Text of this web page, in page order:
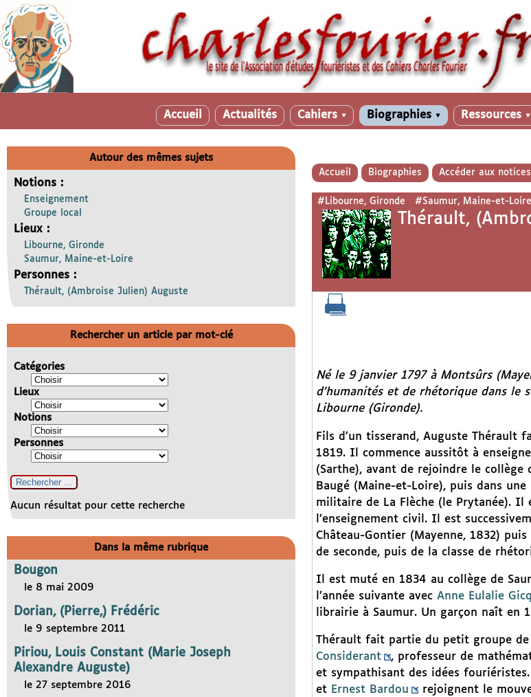
Accueil Actualités Cahiers ▼ Biographies ▼ Ressources ▼
Accueil Biographies Accéder aux notices
#Libourne, Gironde #Saumur, Maine-et-Loire
Thérault,
Né le 9 janvier 1797 à Montsûrs
d’humanités et de rhétorique dans le
Libourne (Gironde).
Fils d’un tisserand, Auguste Thérault
1819. Il commence aussitôt à
(Sarthe), avant de rejoindre le collège
Baugé (Maine-et-Loire), puis dans
militaire de La Flèche (le Prytanée). Il
l’enseignement civil. Il est
Château-Gontier (Mayenne, 1832)
de seconde, puis de la classe de
Il est muté en 1834 au collège de
l’année suivante avec Anne Eulalie
librairie à Saumur. Un garçon naît en
Thérault fait partie du petit groupe de
Considerant
, professeur de
et sympathisant des idées
et Ernest Bardou
rejoignent le
Autour des mêmes sujets
Notions :
Enseignement
Groupe local
Lieux :
Libourne, Gironde
Saumur, Maine-et-Loire
Personnes :
Thérault, (Ambroise Julien) Auguste
Rechercher un article par mot-clé
Catégories
Lieux
Notions
Personnes
Aucun résultat pour cette recherche
Dans la même rubrique
Bougon
le 8 mai 2009
Dorian, (Pierre,) Frédéric
le 9 septembre 2011
Piriou, Louis Constant (Marie Joseph
Alexandre Auguste)
le 27 septembre 2016